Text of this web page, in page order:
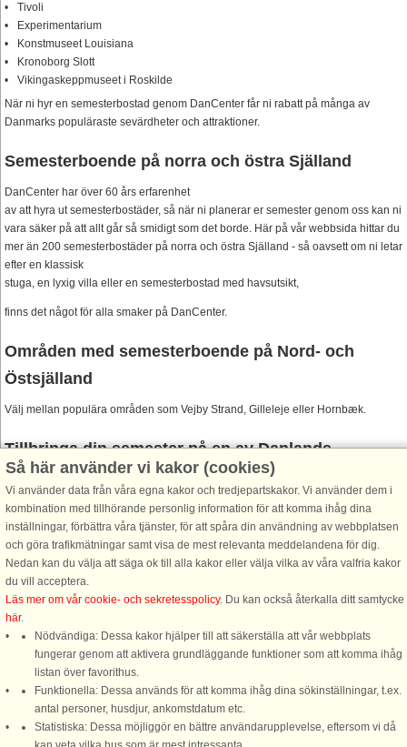
Tivoli
Experimentarium
Konstmuseet Louisiana
Kronoborg Slott
Vikingaskeppmuseet i Roskilde
När ni hyr en semesterbostad genom DanCenter får ni rabatt på många av
Danmarks populäraste sevärdheter och attraktioner.
Semesterboende på norra och östra Själland
DanCenter har över 60 års erfarenhet
av att hyra ut semesterbostäder, så när ni planerar er semester genom oss kan ni
vara säker på att allt går så smidigt som det borde. Här på vår webbsida hittar du
mer än 200 semesterbostäder på norra och östra Själland - så oavsett om ni letar
efter en klassisk
stuga, en lyxig villa eller en semesterbostad med havsutsikt,
finns det något för alla smaker på DanCenter.
Områden med semesterboende på Nord- och
Östsjälland
Välj mellan populära områden som Vejby Strand, Gilleleje eller Hornbæk.
Tillbringa din semester på en av Danlands
semesteranläggningar
Du kan även besöka Danlands semesteranläggning i Gilleleje på Nordsjälland. I
husen på kusten i Gilleleje bor ni med utsikt över Kattegatt och sandstranden.
Här finns både inomhus- och utomhuspooler samt en barnpool. Det finns massor
av aktiviteter att välja mellan och ni kan tillbringa er semester med att spela
pingis, boule, eller bada i poolen, för att nämna några få, eller så kan barnen
träffa nya kompisar på semesteranläggningens lekplats och hoppborg.
DanCenter A/S - Kronprinsensgade 3, 2. - 1114 København K - Danmark
Tel.: +45 70 13 00 00 - Fax.: +45 70 13 70 70 - Bank: Danske Bank/Stockholm
Så här använder vi kakor (cookies)
Vi använder data från våra egna kakor och tredjepartskakor. Vi använder dem i
kombination med tillhörande personlig information för att komma ihåg dina
inställningar, förbättra våra tjänster, för att spåra din användning av webbplatsen
och göra trafikmätningar samt visa de mest relevanta meddelandena för dig.
Nedan kan du välja att säga ok till alla kakor eller välja vilka av våra valfria kakor
du vill acceptera.
Läs mer om vår cookie- och sekretesspolicy. Du kan också återkalla ditt samtycke
här.
Nödvändiga: Dessa kakor hjälper till att säkerställa att vår webbplats
fungerar genom att aktivera grundläggande funktioner som att komma ihåg
listan över favorithus.
Funktionella: Dessa används för att komma ihåg dina sökinställningar, t.ex.
antal personer, husdjur, ankomstdatum etc.
Statistiska: Dessa möjliggör en bättre användarupplevelse, eftersom vi då